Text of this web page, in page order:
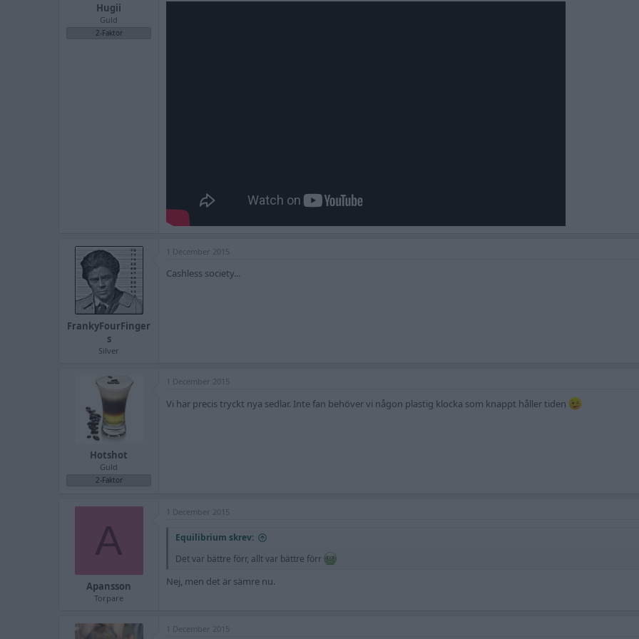
Hugii
Guld
2-Faktor
FrankyFourFinger
s
Silver
1 December 2015
Cashless society...
Hotshot
Guld
2-Faktor
1 December 2015
Vi har precis tryckt nya sedlar. Inte fan behöver vi någon plastig klocka som knappt håller tiden
A
Apansson
Torpare
1 December 2015
Equilibrium skrev:
Det var bättre förr, allt var bättre förr
Nej, men det är sämre nu.
1 December 2015